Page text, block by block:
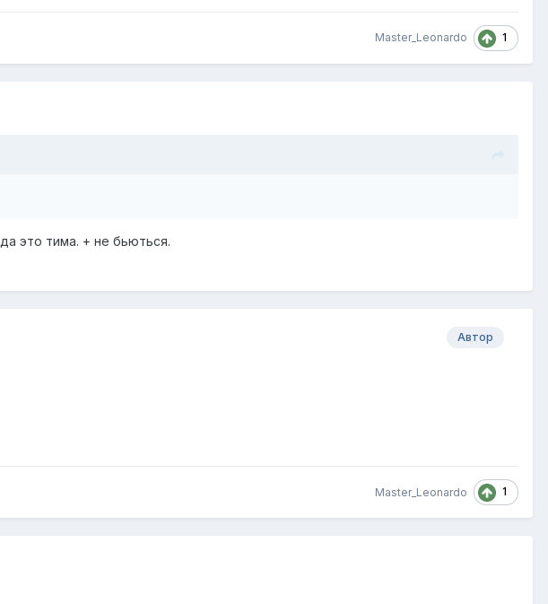
Master_Leonardo 1
это тима. + не бьються.
Автор
Master_Leonardo 1